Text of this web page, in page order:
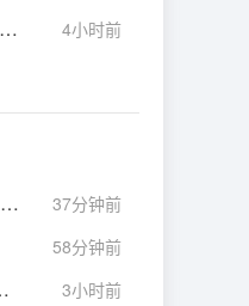
4小时前
37分钟前
58分钟前
3小时前